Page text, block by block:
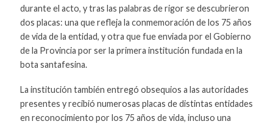
durante el acto, y tras las palabras de rigor se descubrieron
dos placas: una que refleja la conmemoración de los 75 años
de vida de la entidad, y otra que fue enviada por el Gobierno
de la Provincia por ser la primera institución fundada en la
bota santafesina.
La institución también entregó obsequios a las autoridades
presentes y recibió numerosas placas de distintas entidades
en reconocimiento por los 75 años de vida, incluso una